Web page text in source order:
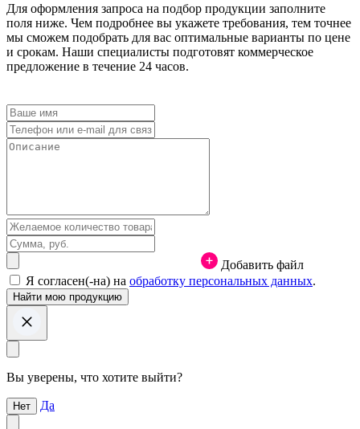
Для оформления запроса на подбор продукции заполните
поля ниже. Чем подробнее вы укажете требования, тем точнее
мы сможем подобрать для вас оптимальные варианты по цене
и срокам. Наши специалисты подготовят коммерческое
предложение в течение 24 часов.
Добавить файл
Я согласен(-на) на обработку персональных данных.
Вы уверены, что хотите выйти?
Нет Да